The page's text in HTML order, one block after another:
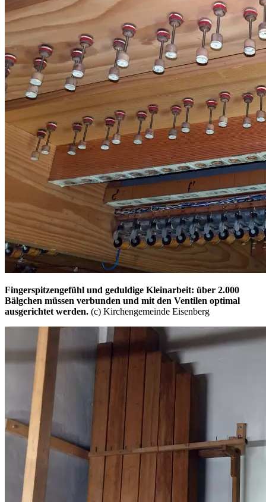
Fingerspitzengefühl und geduldige Kleinarbeit: über 2.000
Bälgchen müssen verbunden und mit den Ventilen optimal
ausgerichtet werden. (c) Kirchengemeinde Eisenberg